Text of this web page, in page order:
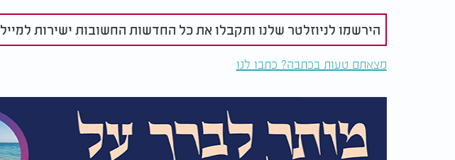
הירשמו לניוזלטר שלנו ותקבלו את כל החדשות החשובות ישירות למייל
מצאתם טעות בכתבה? כתבו לנו